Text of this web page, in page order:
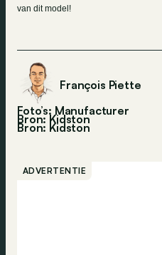
van dit model!
François Piette
Foto’s: Manufacturer
Bron: Kidston
Bron: Kidston
ADVERTENTIE